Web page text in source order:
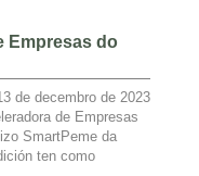
Empresas do
de decembro de 2023
de Empresas
SmartPeme da
ten como